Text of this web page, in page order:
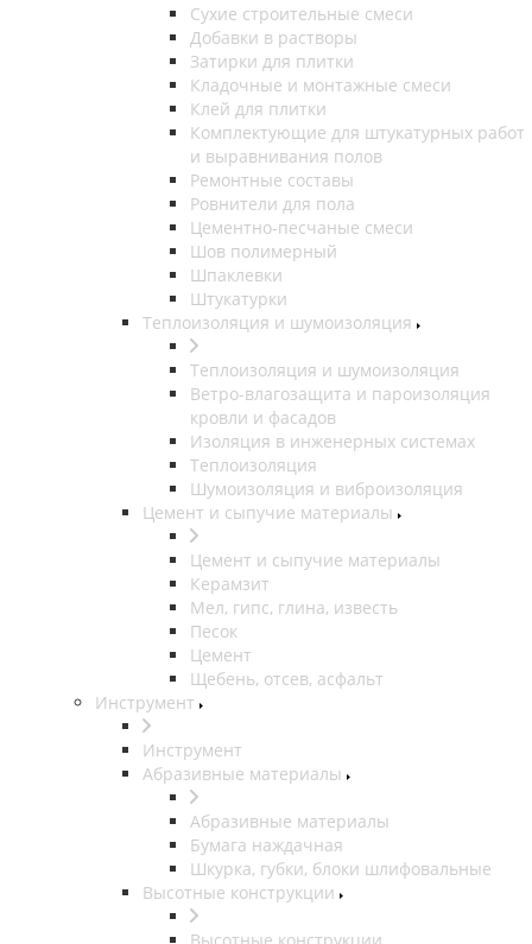
Сухие строительные смеси
Добавки в растворы
Затирки для плитки
Кладочные и монтажные смеси
Клей для плитки
Комплектующие для штукатурных работ
и выравнивания полов
Ремонтные составы
Ровнители для пола
Цементно-песчаные смеси
Шов полимерный
Шпаклевки
Штукатурки
Теплоизоляция и шумоизоляция
Теплоизоляция и шумоизоляция
Ветро-влагозащита и пароизоляция
кровли и фасадов
Изоляция в инженерных системах
Теплоизоляция
Шумоизоляция и виброизоляция
Цемент и сыпучие материалы
Цемент и сыпучие материалы
Керамзит
Мел, гипс, глина, известь
Песок
Цемент
Щебень, отсев, асфальт
Инструмент
Инструмент
Абразивные материалы
Абразивные материалы
Бумага наждачная
Шкурка, губки, блоки шлифовальные
Высотные конструкции